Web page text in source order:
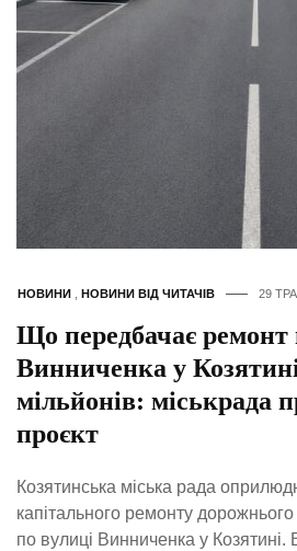
НОВИНИ , НОВИНИ ВІД ЧИТАЧІВ 29
Що передбачає ремонт
Винниченка у
мільйонів: міськрада
проєкт
Козятинська міська рада
капітального ремонту дорожнього
по вулиці Винниченка у